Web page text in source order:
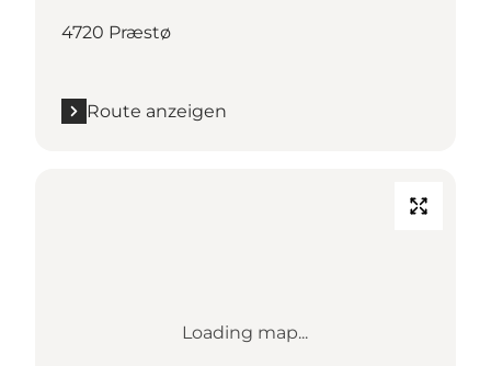
4720 Præstø
Route anzeigen
Loading map...